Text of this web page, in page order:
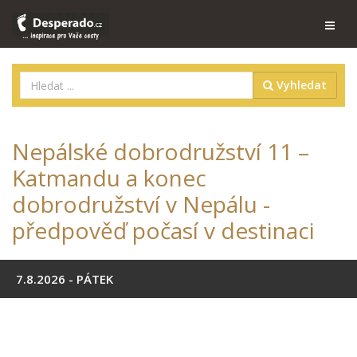
Vyhledat
Nepálské dobrodružství 11 –
Katmandu a konec
dobrodružství v Nepálu -
předpověď počasí v destinaci
7.8.2026 - PÁTEK